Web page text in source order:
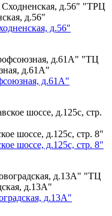
"ТРЦ
д.56"
д.56"
"ТЦ
д.61А"
д.61А"
шоссе, д.125с, стр. 8"
шоссе, д.125с, стр. 8"
"ТЦ
д.13А"
д.13А"